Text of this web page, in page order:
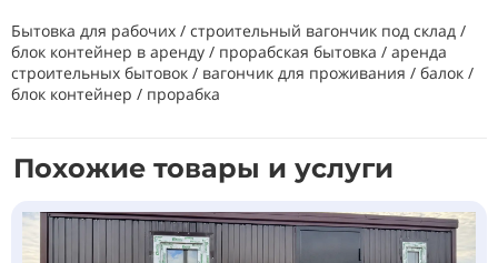
Бытовка для рабочих / строительный вагончик под склад /
блок контейнер в аренду / прорабская бытовка / аренда
строительных бытовок / вагончик для проживания / балок /
блок контейнер / прорабка
Похожие товары и услуги